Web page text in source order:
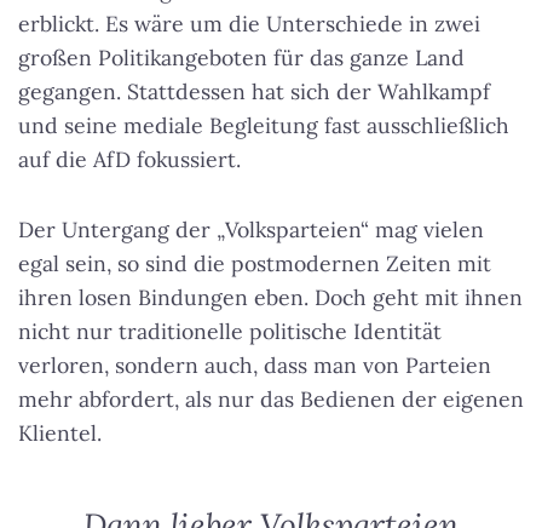
erblickt. Es wäre um die Unterschiede in zwei
großen Politikangeboten für das ganze Land
gegangen. Stattdessen hat sich der Wahlkampf
und seine mediale Begleitung fast ausschließlich
auf die AfD fokussiert.
Der Untergang der „Volksparteien“ mag vielen
egal sein, so sind die postmodernen Zeiten mit
ihren losen Bindungen eben. Doch geht mit ihnen
nicht nur traditionelle politische Identität
verloren, sondern auch, dass man von Parteien
mehr abfordert, als nur das Bedienen der eigenen
Klientel.